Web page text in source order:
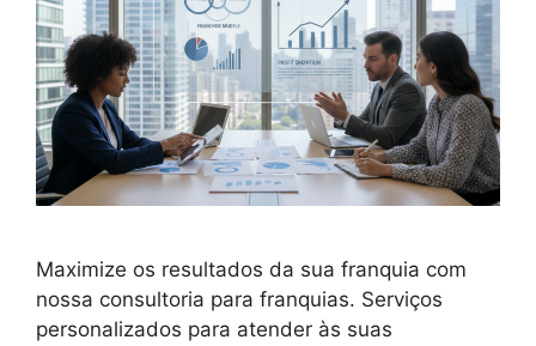
Maximize os resultados da sua franquia com
nossa consultoria para franquias. Serviços
personalizados para atender às suas